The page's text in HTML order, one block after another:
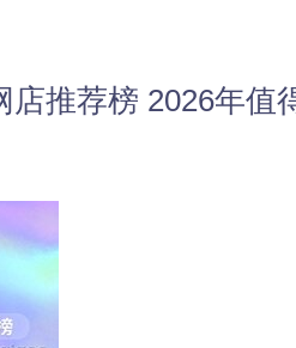
店推荐榜 2026年值